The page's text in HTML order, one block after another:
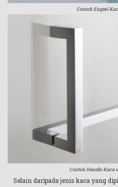
Contoh Engsel
Contoh Handle Kaca
Selain daripada jenis kaca yang